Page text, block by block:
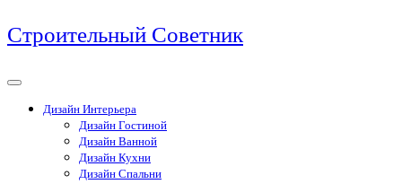
Перейти
к
Строительный Советник
Дизайн Интерьера
Дизайн Гостиной
Дизайн Ванной
Дизайн Кухни
Дизайн Спальни